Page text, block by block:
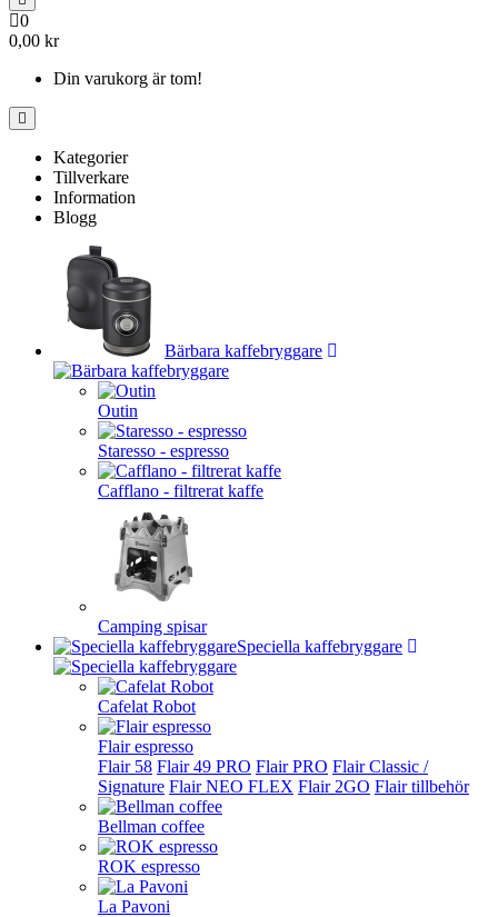
0
0,00 kr
Din varukorg är tom!
Kategorier
Tillverkare
Information
Blogg
Bärbara kaffebryggare
Outin
Staresso - espresso
Cafflano - filtrerat kaffe
Camping spisar
Speciella kaffebryggare
Cafelat Robot
Flair espresso
Flair 58 Flair 49 PRO Flair PRO Flair Classic /
Signature Flair NEO FLEX Flair 2GO Flair tillbehör
Bellman coffee
ROK espresso
La Pavoni